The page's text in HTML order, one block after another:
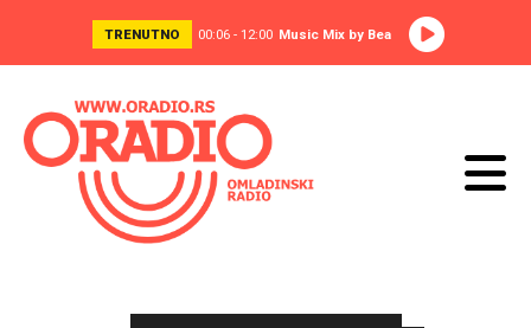
TRENUTNO 00:06 - 12:00 Music Mix by Bea